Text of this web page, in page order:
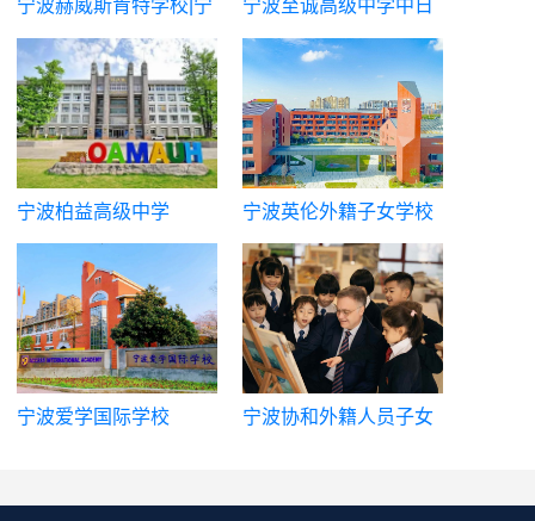
宁波赫威斯肯特学校|宁
波赫威思高级中学
宁波至诚高级中学中日
中新班
宁波柏益高级中学 宁波英伦外籍子女学校
宁波爱学国际学校
宁波协和外籍人员子女